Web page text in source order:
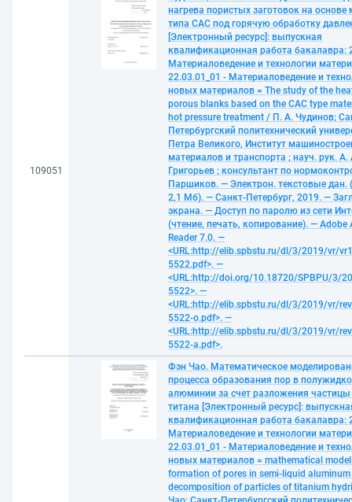
109051
нагрева пористых заготовок на основе
типа САС под горячую обработку
[Электронный ресурс]: выпускная
квалификационная работа бакалавра:
Материаловедение и технологии
22.03.01_01 - Материаловедение и
новых материалов = The study of the
porous blanks based on the CAC type
hot pressure treatment / П. А. Чудинов;
Петербургский политехнический
Петра Великого, Институт
материалов и транспорта ; науч. рук. А.
Григорьев ; консультант по
Паршиков. — Электрон. текстовые дан.
2,1 Мб). — Санкт-Петербург, 2019. —
экрана. — Доступ по паролю из сети
(чтение, печать, копирование). — Adobe
Reader 7.0. —
<URL:http://elib.spbstu.ru/dl/3/2019/vr/
5522.pdf>. —
<URL:http://doi.org/10.18720/SPBPU/3/
5522>. —
<URL:http://elib.spbstu.ru/dl/3/2019/vr/
5522-o.pdf>. —
<URL:http://elib.spbstu.ru/dl/3/2019/vr/
5522-a.pdf>.
Фэн Чао. Математическое
процесса образования пор в
алюминии за счет разложения частицы
титана [Электронный ресурс]:
квалификационная работа бакалавра:
Материаловедение и технологии
22.03.01_01 - Материаловедение и
новых материалов = mathematical
formation of pores in semi-liquid
decomposition of particles of titanium